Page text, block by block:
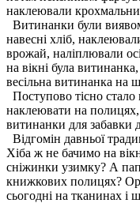
наклеювали
Витинанки були
навесні хліб,
врожай, наліплювали
на вікні була
весільна витинанка на
Поступово тісно
наклеювати на полицях,
витинанки для забавки
Відгомін давньої
Хіба ж не бачимо на
сніжинки узимку? А
книжкових полицях?
сьогодні на тканинах і